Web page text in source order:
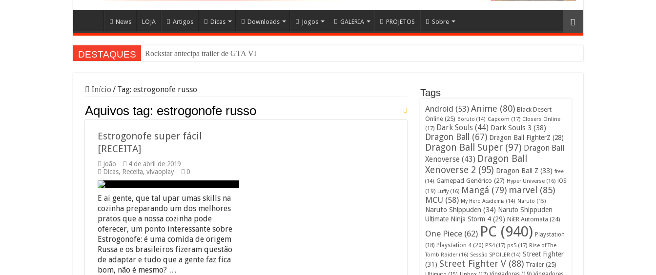
News LOJA Artigos Dicas Downloads Jogos GALERIA PROJETOS Sobre
DESTAQUES Rockstar antecipa trailer de GTA VI
Início / Tag: estrogonofe russo
Aquivos tag: estrogonofe russo
Estrogonofe super fácil
[RECEITA]
João
4 de abril de 2019
Dicas, Receita, vivaoplay 0
E ai gente, que tal upar umas skills na
cozinha preparando um dos melhores
pratos que a nossa cozinha pode
oferecer, um ponto interessante sobre
Estrogonofe: é uma comida de origem
Russa e os brasileiros fizeram questão
de adaptar e tudo que a gente faz fica
bom, não é mesmo? …
Tags
Android (53) Anime (80) Black Desert
Online(25) Boruto (14) Capcom (17) Closers Online
(17) Dark Souls(44) Dark Souls 3 (38)
Dragon Ball (67) Dragon Ball FighterZ (28)
Dragon Ball Super(97) Dragon Ball
Xenoverse (43) Dragon Ball
Xenoverse 2 (95) Dragon Ball Z (33) free
(14) Gamepad Genérico (27) Hyper Universe(16) iOS
(19) Luffy(16) Mangá (79) marvel (85)
MCU (58) My Hero Academia (14) Naruto (15)
Naruto Shippuden (34) Naruto Shippuden
Ultimate Ninja Storm 4(29) NiER Automata (24)
One Piece(62) PC (940) Playstation
(18) Playstation 4(20) PS4(17) ps5(17) Rise of The
Tomb Raider(16) Sessão SPOILER(14) Street Fighter
(31) Street Fighter V(88) Trailer(25)